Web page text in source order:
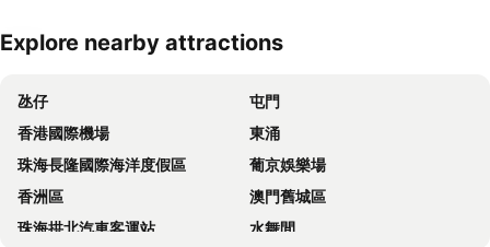
展開地圖
Explore nearby attractions
氹仔
屯門
香港國際機場
東涌
珠海長隆國際海洋度假區
葡京娛樂場
香洲區
澳門舊城區
珠海拱北汽車客運站
水舞間